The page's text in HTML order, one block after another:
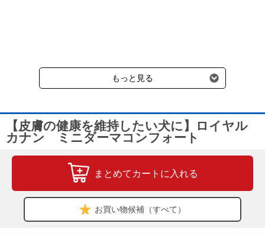
受けます。
もっと見る
【皮膚の健康を維持したい犬に】ロイヤル
カナン ミニダーマコンフォート
まとめてカートに入れる
お買い物候補（すべて）